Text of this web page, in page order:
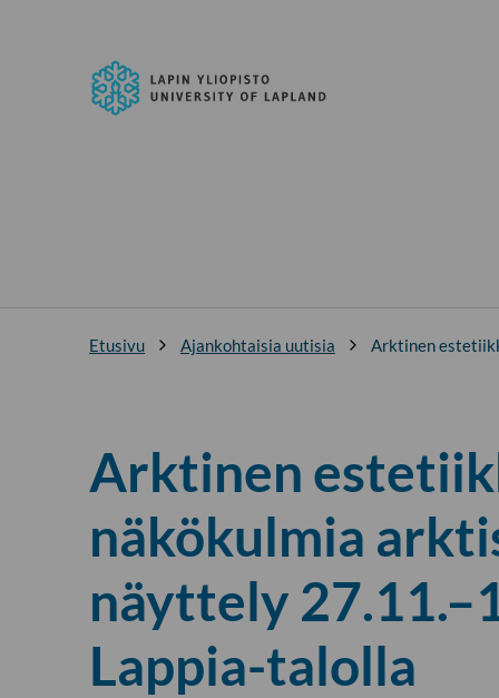
Lapin
yliopisto
Etusivu Ajankohtaisia uutisia Arktinen
Arktinen
näkökulmia
näyttely
Lappia-talolla